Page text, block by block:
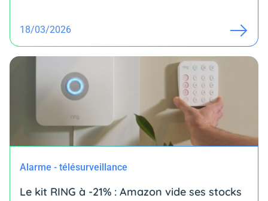
18/03/2026
Alarme - télésurveillance
Le kit RING à -21% : Amazon vide ses stocks